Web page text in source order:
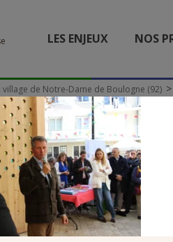
LES ENJEUX NOS
de Notre-Dame de Boulogne (92)